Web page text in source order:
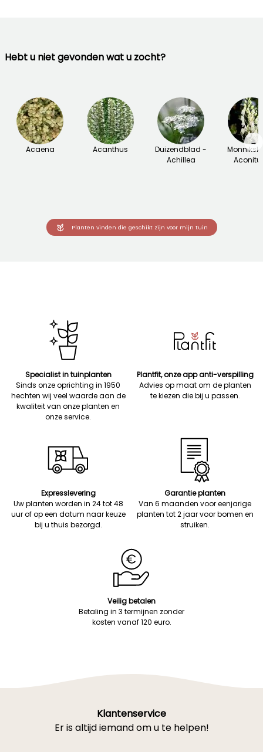
Hebt u niet gevonden wat u zocht?
Acaena Acanthus
Duizendblad -
Achillea
→
Planten vinden die geschikt zijn voor mijn tuin
Specialist in tuinplanten
Sinds onze oprichting in 1950
hechten wij veel waarde aan de
kwaliteit van onze planten en
onze service.
Plantfit, onze app anti-verspilling
Advies op maat om de planten
te kiezen die bij u passen.
Expresslevering
Uw planten worden in 24 tot 48
uur of op een datum naar keuze
bij u thuis bezorgd.
Garantie planten
Van 6 maanden voor eenjarige
planten tot 2 jaar voor bomen en
struiken.
Veilig betalen
Betaling in 3 termijnen zonder
kosten vanaf 120 euro.
Klantenservice
Er is altijd iemand om u te helpen!